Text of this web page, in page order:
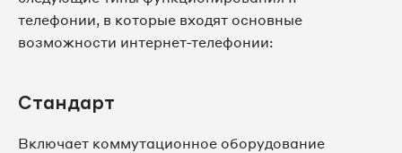
телефонии, в которые входят основные
возможности интернет-телефонии:
Стандарт
Включает коммутационное оборудование